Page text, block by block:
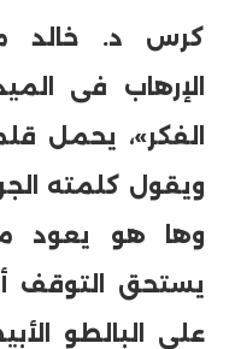
كرس د. خالد
الإرهاب فى
الفكر»، يحمل
ويقول كلمته
وها هو يعود
يستحق التوقف
على البالطو